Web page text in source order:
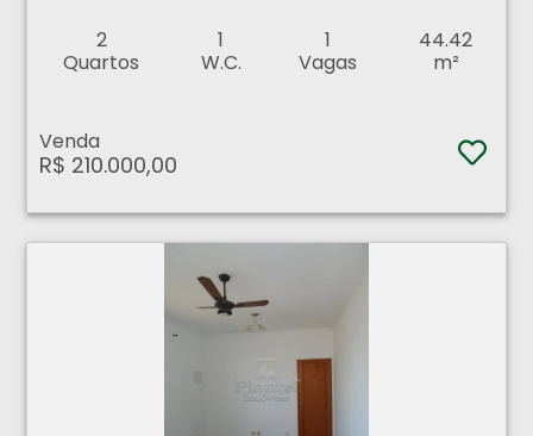
2
Quartos
1
W.C.
1
Vagas
44.42
m²
Venda
R$ 210.000,00